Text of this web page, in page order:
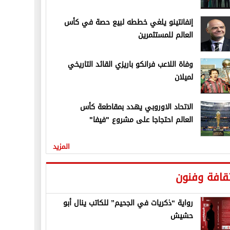
إنفانتينو يلغي خططه لبيع حصة في كأس
العالم للمستثمرين
وفاة اللاعب فرانكو باريزي القائد التاريخي
لميلان
الاتحاد الاوروبي يهدد بمقاطعة كأس
العالم احتجاجا على مشروع "فيفا"
المزيد
وفنون
رواية “ذكريات في الجحيم” للكاتب ينال أبو
حشيش